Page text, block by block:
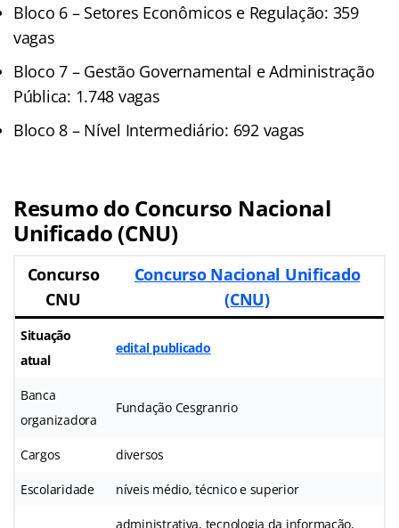
Bloco 6 – Setores Econômicos e Regulação: 359
vagas
Bloco 7 – Gestão Governamental e Administração
Pública: 1.748 vagas
Bloco 8 – Nível Intermediário: 692 vagas
Resumo do Concurso Nacional
Unificado (CNU)
Concurso
CNU
Concurso Nacional Unificado
(CNU)
Situação
atual
edital publicado
Banca
organizadora
Fundação Cesgranrio
Cargos diversos
Escolaridade níveis médio, técnico e superior
administrativa, tecnologia da informação,